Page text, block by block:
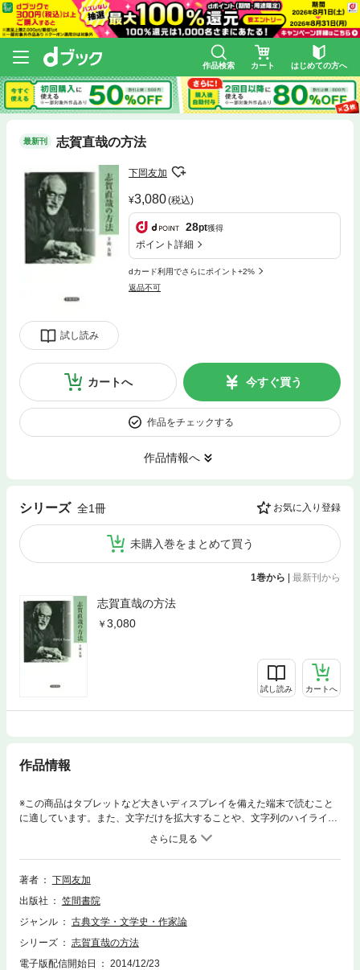
作品検索 カート はじめての方へ
最新刊 志賀直哉の方法
試し読み
下岡友加
3,080(税込)
28pt獲得
ポイント詳細
dカード利用でさらにポイント+2%
返品不可
カートへ 今すぐ買う
作品をチェックする
作品情報へ
シリーズ 全1冊 お気に入り登録
未購入巻をまとめて買う
1巻から 最新刊から
志賀直哉の方法
3,080
試し読み カートへ
作品情報
※この商品はタブレットなど大きいディスプレイを備えた端末で読むこと
に適しています。また、文字だけを拡大することや、文字列のハイライ
ト、検索、辞書の参照、引用などの機能が使用できません。小説の神様・
志賀の作品たちはいかなる方法に支えられてきたか。その表現の具体的様
相を草稿・未定稿の検討を含め、従来にない緻密な作品分析に基づき深層
を詳らかにする、意欲的な評論集。
著者
下岡友加
出版社
笠間書院
ジャンル
古典文学・文学史・作家論
シリーズ
志賀直哉の方法
電子版配信開始日
2014/12/23